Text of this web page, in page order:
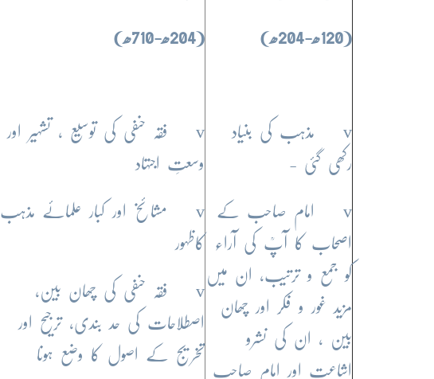
(120ھ-204ھ)
v مذہب کی بنیاد
رکھی گئی -
v امام صاحب کے
اصحاب کا آپؒ کی آراء
کو جمع و ترتیب، ان میں
مزید غور و فکر اور چھان
بین ، ان کی نشرو
اشاعت اور امام صاحب
(204ھ-710ھ)
v فقہ حنفی کی توسیع ، تشہیر اور
وسعتِ اجتہاد
v مشائخ اور کبار علمائے مذہب
کاظہور
v فقہ حنفی کی چھان بین،
اصطلاحات کی حد بندی، ترجیح اور
تخریج کے اصول کا وضع ہونا